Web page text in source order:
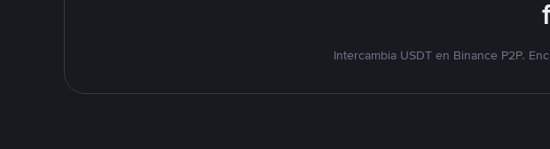
Intercambia USDT en Binance P2P.